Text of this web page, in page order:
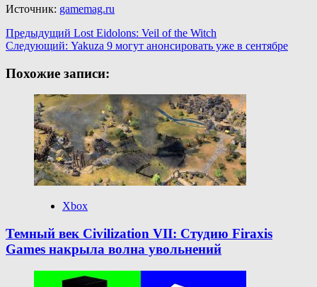
Источник: gamemag.ru
Навигация
записи
Предыдущий Lost Eidolons: Veil of the Witch
Следующий: Yakuza 9 могут анонсировать уже в сентябре
Похожие записи:
Xbox
Темный век Civilization VII: Студию Firaxis
Games накрыла волна увольнений